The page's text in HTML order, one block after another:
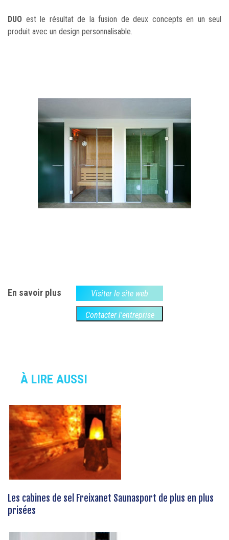
DUO est le résultat de la fusion de deux concepts en un seul
produit avec un design personnalisable.
En savoir plus Visiter le site web
Contacter l'entreprise
À LIRE AUSSI
Les cabines de sel Freixanet Saunasport de plus en plus
prisées